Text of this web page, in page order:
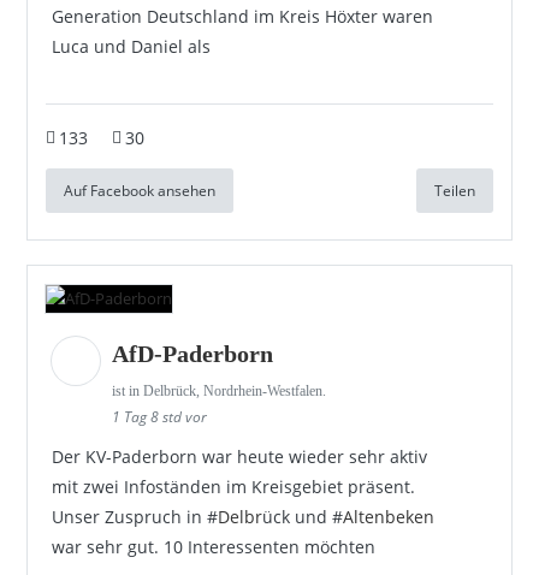
Generation Deutschland im Kreis Höxter waren
Luca und Daniel als
133 30
Auf Facebook ansehen Teilen
AfD-Paderborn
ist in Delbrück, Nordrhein-Westfalen.
1 Tag 8 std vor
Der KV-Paderborn war heute wieder sehr aktiv
mit zwei Infoständen im Kreisgebiet präsent.
Unser Zuspruch in #Delbrück und #Altenbeken
war sehr gut. 10 Interessenten möchten